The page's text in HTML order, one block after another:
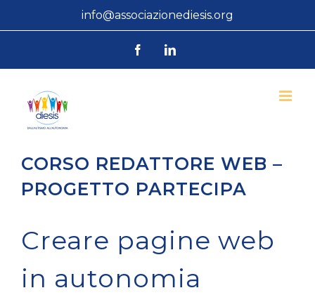
info@associazionediesis.org
FacebookLinkedIn
CORSO REDATTORE WEB –
PROGETTO PARTECIPA
Creare pagine web
in autonomia